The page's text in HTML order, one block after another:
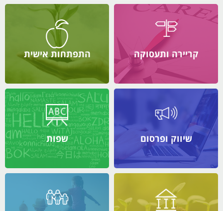
קריירה ותעסוקה התפתחות אישית
שיווק ופרסום שפות